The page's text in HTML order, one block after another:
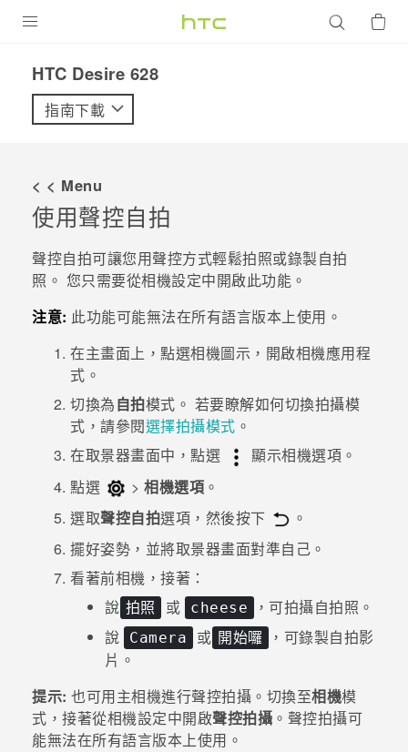
VIVE
配件
優惠專區
焦點訊息
校園專案
銷售門市
銷售通路
VIVELAND
HTC Desire 628‎
指南下載
< < Menu
使用聲控自拍
聲控自拍可讓您用聲控方式輕鬆拍照或錄製自拍
照。 您只需要從相機設定中開啟此功能。
注意: 此功能可能無法在所有語言版本上使用。
在主畫面上，點選相機圖示，開啟相機應用程
式。
切換為自拍模式。 若要瞭解如何切換拍攝模
式，請參閱選擇拍攝模式 。
在取景器畫面中，點選
顯示相機選項。
點選
> 相機選項 。
選取聲控自拍選項，然後按下
。
擺好姿勢，並將取景器畫面對準自己。
看著前相機，接著：
說 拍照 或 cheese
，可拍攝自拍照。
說
Camera 或 開始囉
，可錄製自拍影
片。
提示: 也可用主相機進行聲控拍攝。切換至相機模
式，接著從相機設定中開啟聲控拍攝 。聲控拍攝可
能無法在所有語言版本上使用。